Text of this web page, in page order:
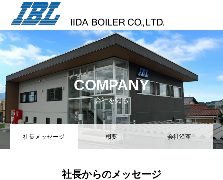
COMPANY
会社を知る
社長メッセージ 概要 会社沿革
社長からのメッセージ